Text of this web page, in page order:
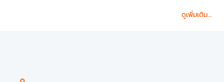
ดูเพิ่มเติม...